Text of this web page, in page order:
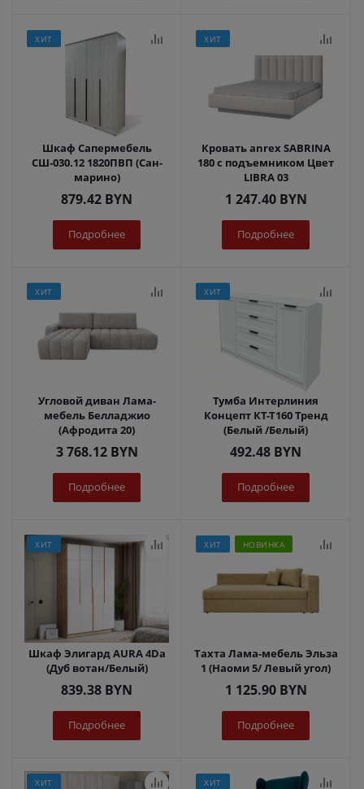
ХИТ
Шкаф Сапермебель
СШ-030.12 1820ПВП (Сан-
марино)
879.42 BYN
Подробнее
ХИТ
Кровать anrex SABRINA
180 с подъемником Цвет
LIBRA 03
1 247.40BYN
Подробнее
ХИТ
Угловой диван Лама-
мебель Белладжио
(Афродита 20)
3 768.12BYN
Подробнее
ХИТ
Тумба Интерлиния
Концепт КТ-Т160 Тренд
(Белый /Белый)
492.48 BYN
Подробнее
ХИТ
Шкаф Элигард AURA 4Dа
(Дуб вотан/Белый)
839.38 BYN
Подробнее
ХИТ НОВИНКА
Тахта Лама-мебель Эльза
1 (Наоми 5/ Левый угол)
1 125.90BYN
Подробнее
ХИТ ХИТ